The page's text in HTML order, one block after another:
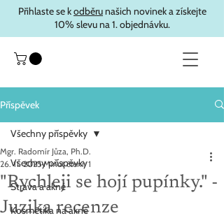
Přihlaste se kodběrunašich novinek a získejte
10% slevu na 1. objednávku.
Příspěvek
Všechny příspěvky
Strava a akné
Kosmetika na akné
Všechny příspěvky
"Rychleji se hojí pupínky." -
Juzika recenze
Mgr. Radomír Jůza, Ph.D.
26. 11. 2025 Minut čtení: 1